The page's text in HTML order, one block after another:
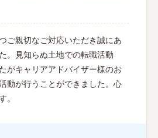
ご親切なご対応いただき誠にあ
。見知らぬ土地での転職活動
がキャリアアドバイザー様のお
動が行うことができました。心
。